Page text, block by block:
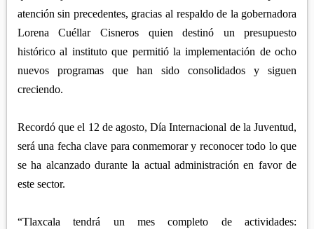
atención sin precedentes, gracias al respaldo de la gobernadora
Lorena Cuéllar Cisneros quien destinó un presupuesto
histórico al instituto que permitió la implementación de ocho
nuevos programas que han sido consolidados y siguen
creciendo.
Recordó que el 12 de agosto, Día Internacional de la Juventud,
será una fecha clave para conmemorar y reconocer todo lo que
se ha alcanzado durante la actual administración en favor de
este sector.
“Tlaxcala tendrá un mes completo de actividades: